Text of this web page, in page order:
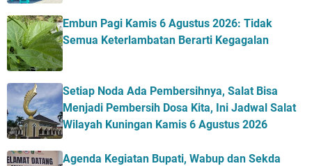
Embun Pagi Kamis 6 Agustus 2026: Tidak
Semua Keterlambatan Berarti Kegagalan
Setiap Noda Ada Pembersihnya, Salat Bisa
Menjadi Pembersih Dosa Kita, Ini Jadwal Salat
Wilayah Kuningan Kamis 6 Agustus 2026
Agenda Kegiatan Bupati, Wabup dan Sekda